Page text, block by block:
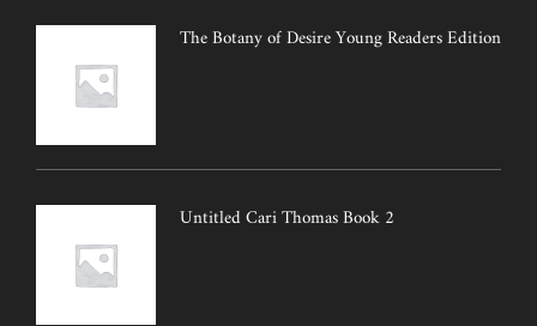
The Botany of Desire Young Readers Edition
Untitled Cari Thomas Book 2